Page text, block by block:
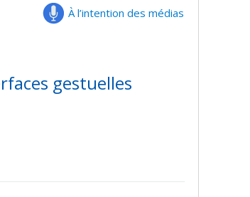
À l’intention des médias
gestuelles